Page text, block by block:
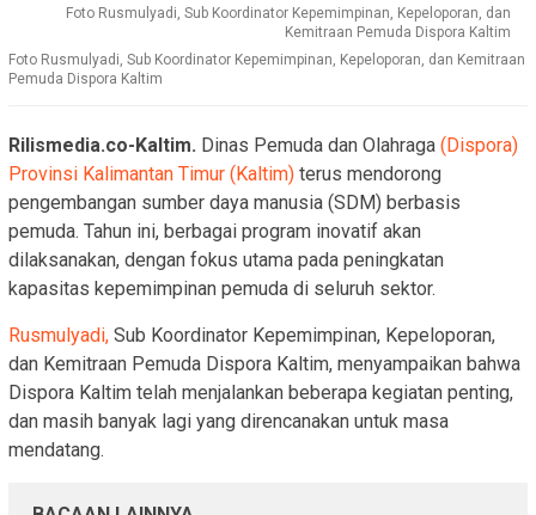
Foto Rusmulyadi, Sub Koordinator Kepemimpinan, Kepeloporan, dan
Kemitraan Pemuda Dispora Kaltim
Foto Rusmulyadi, Sub Koordinator Kepemimpinan, Kepeloporan, dan Kemitraan
Pemuda Dispora Kaltim
Rilismedia.co-Kaltim. Dinas Pemuda dan Olahraga (Dispora)
Provinsi Kalimantan Timur (Kaltim) terus mendorong
pengembangan sumber daya manusia (SDM) berbasis
pemuda. Tahun ini, berbagai program inovatif akan
dilaksanakan, dengan fokus utama pada peningkatan
kapasitas kepemimpinan pemuda di seluruh sektor.
Rusmulyadi, Sub Koordinator Kepemimpinan, Kepeloporan,
dan Kemitraan Pemuda Dispora Kaltim, menyampaikan bahwa
Dispora Kaltim telah menjalankan beberapa kegiatan penting,
dan masih banyak lagi yang direncanakan untuk masa
mendatang.